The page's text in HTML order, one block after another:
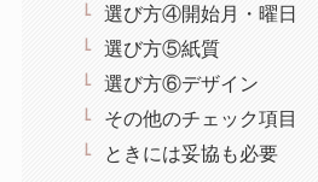
選び方④開始月・曜日
選び方⑤紙質
選び方⑥デザイン
その他のチェック項目
ときには妥協も必要